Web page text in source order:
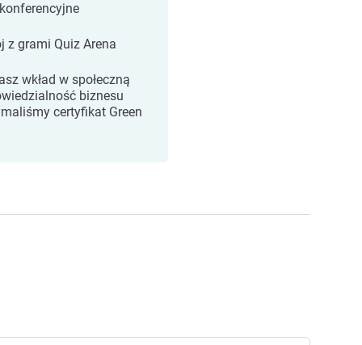
z grami Quiz Arena
wkład w społeczną
biznesu
certyfikat Green